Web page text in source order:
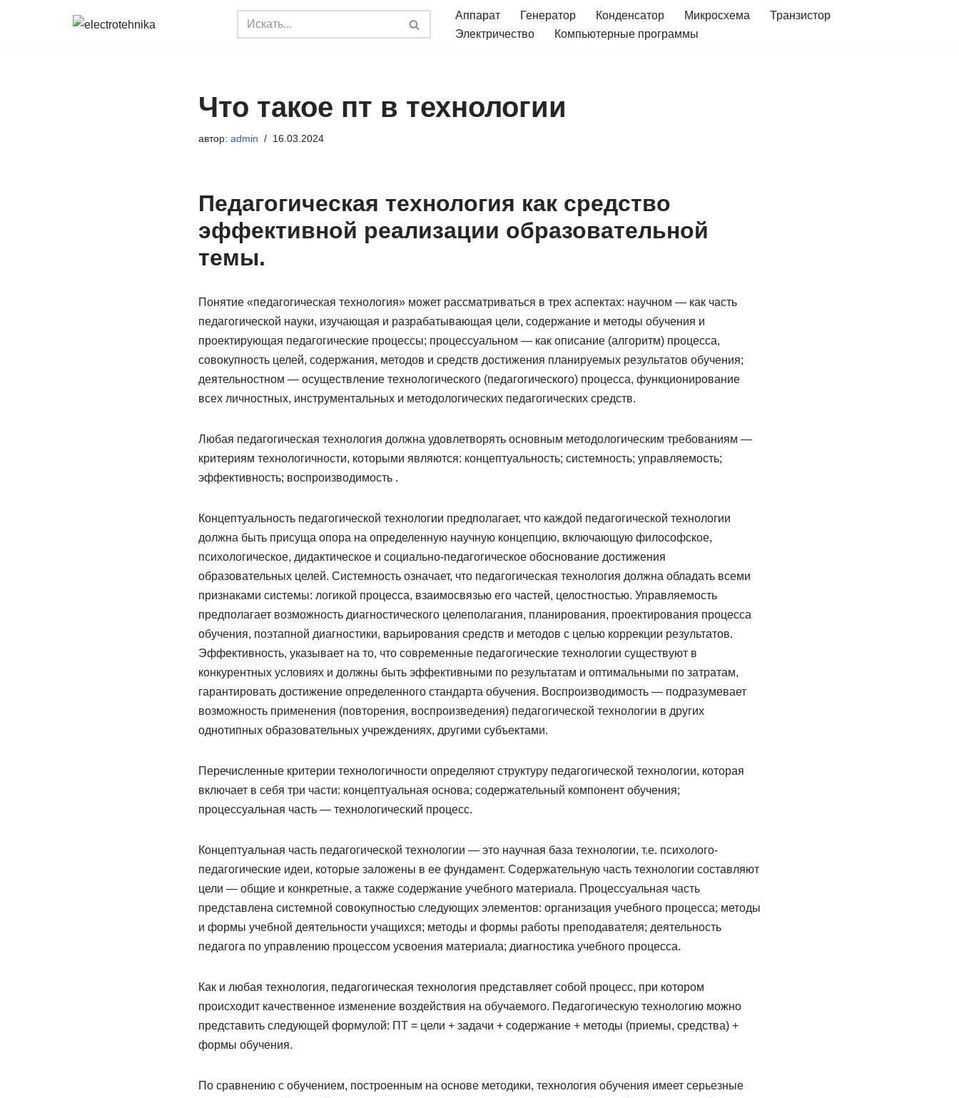
Аппарат Генератор Конденсатор Микросхема
Транзистор
Электричество
Компьютерные программы
Что такое пт в технологии
автор: admin 16.03.2024
Педагогическая технология как средство
эффективной реализации образовательной
темы.
Понятие «педагогическая технология» может рассматриваться в трех аспектах: научном — как часть
педагогической науки, изучающая и разрабатывающая цели, содержание и методы обучения и
проектирующая педагогические процессы; процессуальном — как описание (алгоритм) процесса,
совокупность целей, содержания, методов и средств достижения планируемых результатов обучения;
деятельностном — осуществление технологического (педагогического) процесса, функционирование
всех личностных, инструментальных и методологических педагогических средств.
Любая педагогическая технология должна удовлетворять основным методологическим требованиям —
критериям технологичности, которыми являются: концептуальность; системность; управляемость;
эффективность; воспроизводимость .
Концептуальность педагогической технологии предполагает, что каждой педагогической технологии
должна быть присуща опора на определенную научную концепцию, включающую философское,
психологическое, дидактическое и социально-педагогическое обоснование достижения
образовательных целей. Системность означает, что педагогическая технология должна обладать всеми
признаками системы: логикой процесса, взаимосвязью его частей, целостностью. Управляемость
предполагает возможность диагностического целеполагания, планирования, проектирования процесса
обучения, поэтапной диагностики, варьирования средств и методов с целью коррекции результатов.
Эффективность, указывает на то, что современные педагогические технологии существуют в
конкурентных условиях и должны быть эффективными по результатам и оптимальными по затратам,
гарантировать достижение определенного стандарта обучения. Воспроизводимость — подразумевает
возможность применения (повторения, воспроизведения) педагогической технологии в других
однотипных образовательных учреждениях, другими субъектами.
Перечисленные критерии технологичности определяют структуру педагогической технологии, которая
включает в себя три части: концептуальная основа; содержательный компонент обучения;
процессуальная часть — технологический процесс.
Концептуальная часть педагогической технологии — это научная база технологии, т.е. психолого-
педагогические идеи, которые заложены в ее фундамент. Содержательную часть технологии составляют
цели — общие и конкретные, а также содержание учебного материала. Процессуальная часть
представлена системной совокупностью следующих элементов: организация учебного процесса; методы
и формы учебной деятельности учащихся; методы и формы работы преподавателя; деятельность
педагога по управлению процессом усвоения материала; диагностика учебного процесса.
Как и любая технология, педагогическая технология представляет собой процесс, при котором
происходит качественное изменение воздействия на обучаемого. Педагогическую технологию можно
представить следующей формулой: ПТ = цели + задачи + содержание + методы (приемы, средства) +
формы обучения.
По сравнению с обучением, построенным на основе методики, технология обучения имеет серьезные